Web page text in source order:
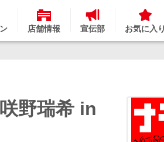
店舗情報 宣伝部 お気に入り
野瑞希 in